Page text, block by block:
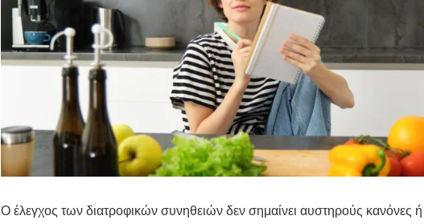
Ο έλεγχος των διατροφικών συνηθειών δεν σημαίνει αυστηρούς κανόνες ή